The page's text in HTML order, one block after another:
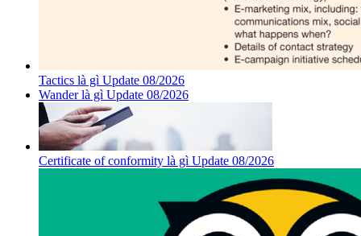
Tactics là gì Update 08/2026
Wander là gì Update 08/2026
Certificate of conformity là gì Update 08/2026